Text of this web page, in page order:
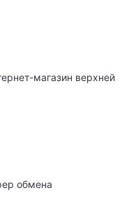
магазин верхней
обмена